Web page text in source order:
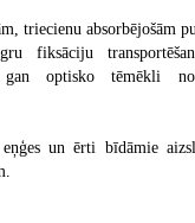
triecienu absorbējošām
fiksāciju
gan optisko tēmēkli
un ērti bīdāmie